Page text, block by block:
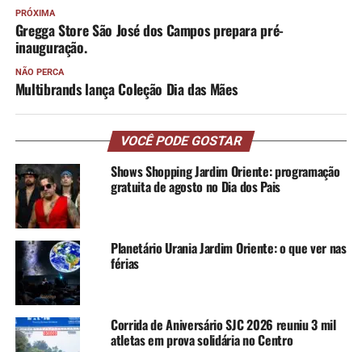
PRÓXIMA
Gregga Store São José dos Campos prepara pré-
inauguração.
NÃO PERCA
Multibrands lança Coleção Dia das Mães
VOCÊ PODE GOSTAR
Shows Shopping Jardim Oriente: programação
gratuita de agosto no Dia dos Pais
Planetário Urania Jardim Oriente: o que ver nas
férias
Corrida de Aniversário SJC 2026 reuniu 3 mil
atletas em prova solidária no Centro